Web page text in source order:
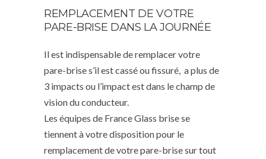
REMPLACEMENT DE VOTRE
PARE-BRISE DANS LA JOURNÉE
Il est indispensable de remplacer votre
pare-brise s’il est cassé ou fissuré, a plus de
3 impacts ou l’impact est dans le champ de
vision du conducteur.
Les équipes de France Glass brise se
tiennent à votre disposition pour le
remplacement de votre pare-brise sur tout